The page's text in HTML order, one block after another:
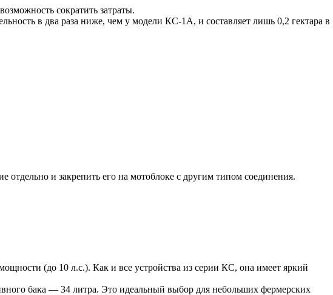
сократить затраты.
в два раза ниже, чем у модели КС-1А, и составляет лишь 0,2 гектара в
и закрепить его на мотоблоке с другим типом соединения.
(до 10 л.с.). Как и все устройства из серии КС, она имеет яркий
бака — 34 литра. Это идеальный выбор для небольших фермерских